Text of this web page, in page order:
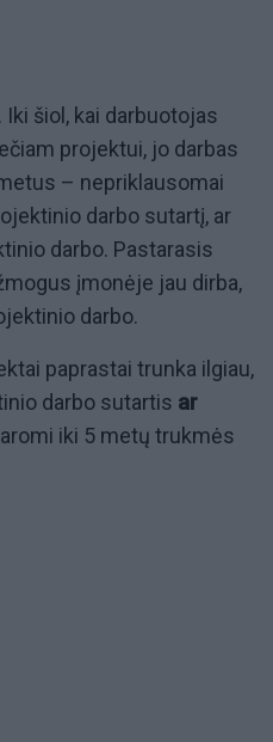
. Iki šiol, kai darbuotojas
projektui, jo darbas
– nepriklausomai
darbo sutartį, ar
darbo. Pastarasis
įmonėje jau dirba,
darbo.
paprastai trunka ilgiau,
darbo sutartis ar
iki 5 metų trukmės